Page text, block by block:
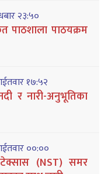
२३:५०
पाठशाला पाठयक्रम
१७:५२
र नारी-अनुभूतिका
००:००
(NST) समर